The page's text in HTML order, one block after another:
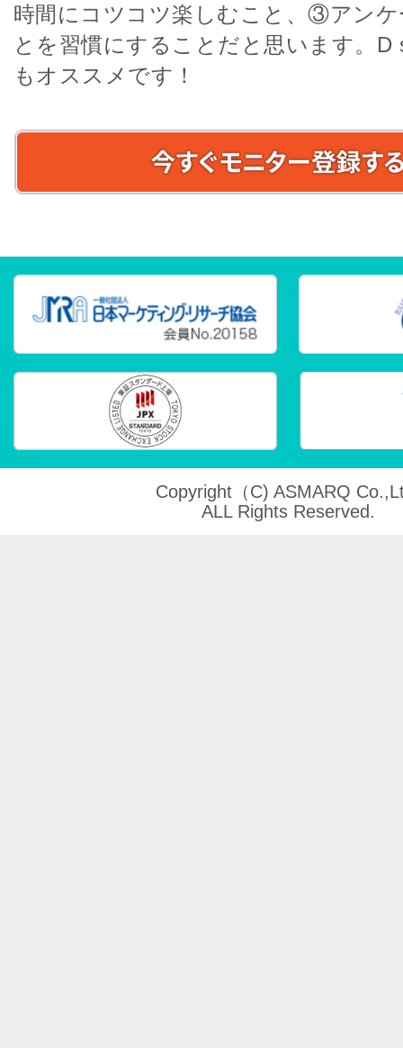
時間にコツコツ楽しむこと、③アン
とを習慣にすることだと思います。D
もオススメです！
Copyright（C) ASMARQ
ALL Rights Reserved.